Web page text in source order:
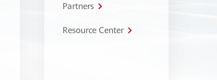
Partners
Resource Center